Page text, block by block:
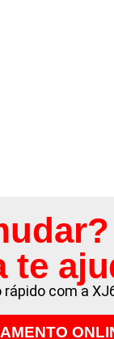
te
com a